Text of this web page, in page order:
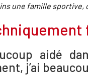
une famille sportive,
aidé
j’ai